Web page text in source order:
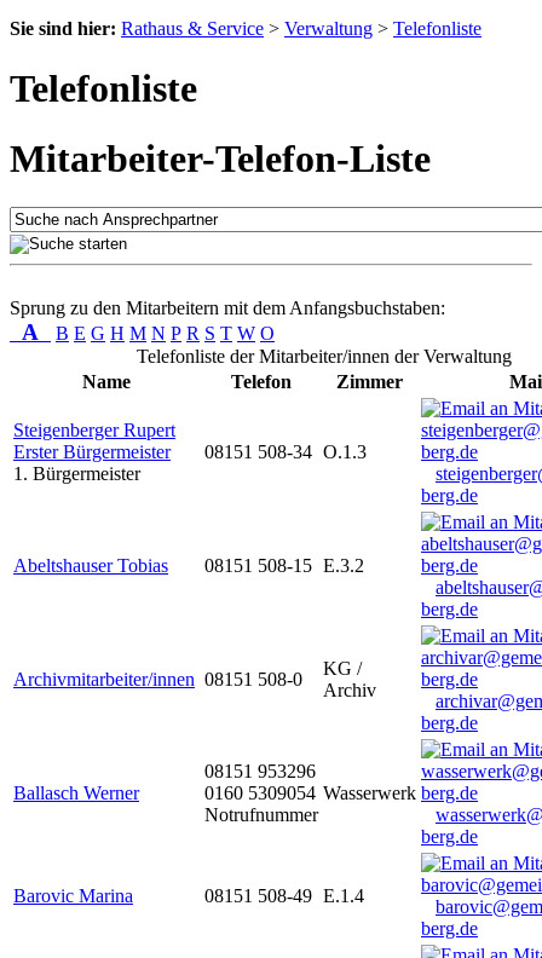
Sie sind hier: Rathaus & Service > Verwaltung > Telefonliste
Telefonliste
Mitarbeiter-Telefon-Liste
Sprung zu den Mitarbeitern mit dem Anfangsbuchstaben:
A B E G H M N P R S T W O
Telefonliste der Mitarbeiter/innen der Verwaltung
Name
Telefon Zimmer
Steigenberger Rupert
Erster Bürgermeister
1. Bürgermeister
08151 508-34 O.1.3
berg.de
Abeltshauser Tobias 08151 508-15 E.3.2
berg.de
Archivmitarbeiter/innen 08151 508-0
KG /
Archiv
berg.de
Ballasch Werner
08151 953296
0160 5309054
Notrufnummer
Wasserwerk
berg.de
Barovic Marina 08151 508-49 E.1.4
berg.de